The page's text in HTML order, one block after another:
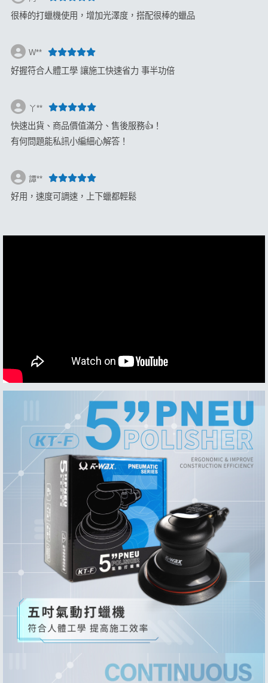
很棒的打蠟機使用，增加光澤度，搭配很棒的蠟品
W**
好握符合人體工學 讓施工快速省力 事半功倍
丫**
快速出貨、商品價值滿分、售後服務👍！
有何問題能私訊小編細心解答！
譚**
好用，速度可調速，上下蠟都輕鬆